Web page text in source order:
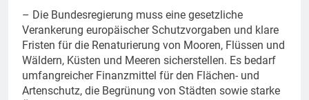
– Die Bundesregierung muss eine gesetzliche
Verankerung europäischer Schutzvorgaben und klare
Fristen für die Renaturierung von Mooren, Flüssen und
Wäldern, Küsten und Meeren sicherstellen. Es bedarf
umfangreicher Finanzmittel für den Flächen- und
Artenschutz, die Begrünung von Städten sowie starke